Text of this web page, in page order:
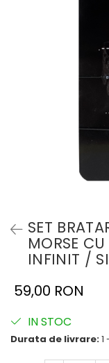
SET
MORSE
INFINIT /
59,00 RON
IN STOC
Durata de livrare:1